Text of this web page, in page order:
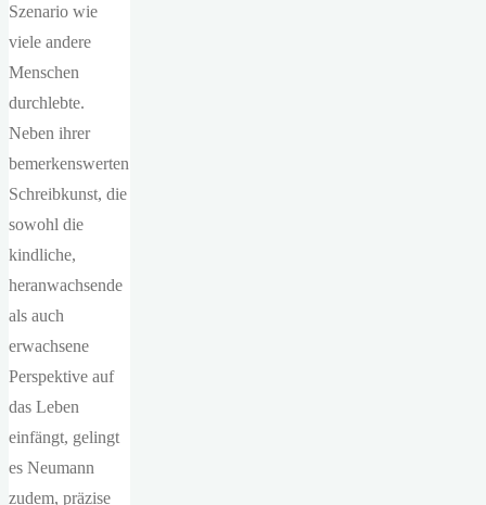
Szenario wie
viele andere
Menschen
durchlebte.
Neben ihrer
bemerkenswerten
Schreibkunst, die
sowohl die
kindliche,
heranwachsende
als auch
erwachsene
Perspektive auf
das Leben
einfängt, gelingt
es Neumann
zudem, präzise